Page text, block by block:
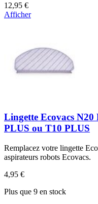
12,95 €
Afficher
Lingette Ecovacs
PLUS ou T10 PLUS
Remplacez votre lingette
aspirateurs robots Ecovacs.
4,95 €
Plus que 9 en stock